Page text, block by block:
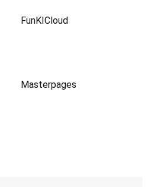
FunKICloud
Masterpages